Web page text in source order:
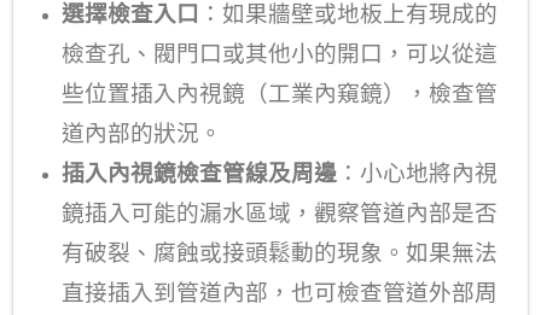
選擇檢查入口 ：如果牆壁或地板上有現成的
檢查孔、閥門口或其他小的開口，可以從這
些位置插入內視鏡（工業內窺鏡），檢查管
道內部的狀況。
插入內視鏡檢查管線及周邊 ：小心地將內視
鏡插入可能的漏水區域，觀察管道內部是否
有破裂、腐蝕或接頭鬆動的現象。如果無法
直接插入到管道內部，也可檢查管道外部周